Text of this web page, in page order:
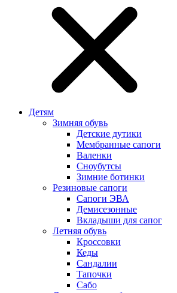
Детям
Зимняя обувь
Детские дутики
Мембранные сапоги
Валенки
Сноубутсы
Зимние ботинки
Резиновые сапоги
Сапоги ЭВА
Демисезонные
Вкладыши для сапог
Летняя обувь
Кроссовки
Кеды
Сандалии
Тапочки
Сабо